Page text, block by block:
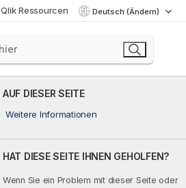
Qlik Ressourcen Deutsch (Ändern)
AUF DIESER SEITE
Weitere Informationen
HAT DIESE SEITE IHNEN GEHOLFEN?
Wenn Sie ein Problem mit dieser Seite oder